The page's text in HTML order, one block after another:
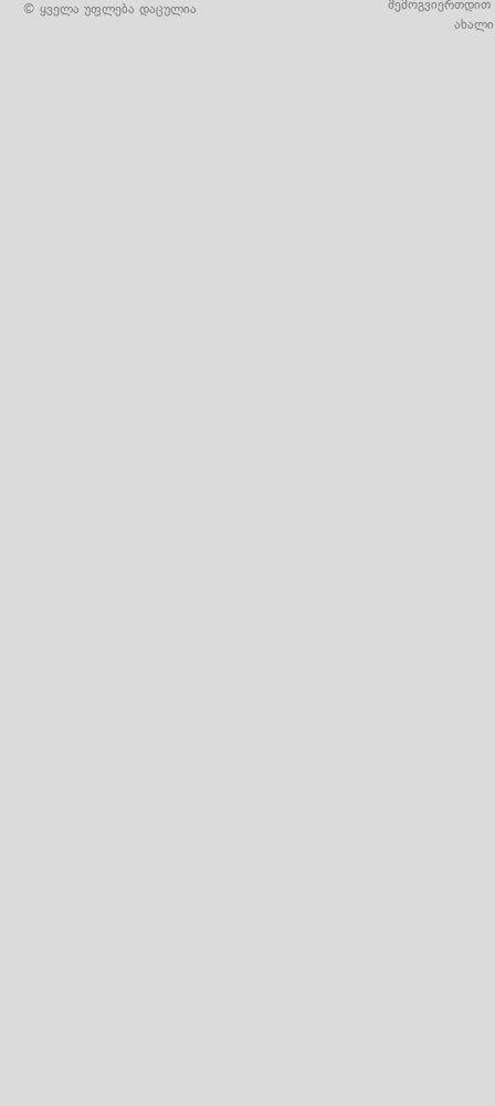
© ყველა უფლება დაცულია
შემოგვიერთდით
ახალი